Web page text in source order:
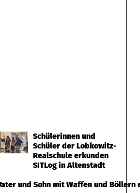
Schülerinnen und
Schüler der Lobkowitz-
Realschule erkunden
SITLog in Altenstadt